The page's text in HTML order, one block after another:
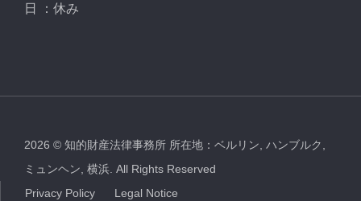
日 ：休み
2026 © 知的財産法律事務所 所在地：ベルリン, ハンブルク,
ミュンヘン, 横浜. All Rights Reserved
Privacy Policy
Legal Notice